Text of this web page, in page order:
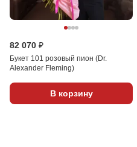
82 070 ₽
Букет 101 розовый пион (Dr.
Alexander Fleming)
В корзину